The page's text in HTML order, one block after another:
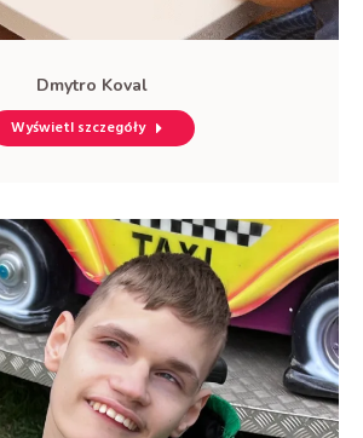
Dmytro Koval
Wyświetl szczegóły